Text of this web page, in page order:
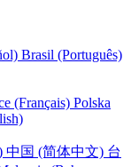
Brasil (Português)
(Français) Polska
中国 (简体中文) 台